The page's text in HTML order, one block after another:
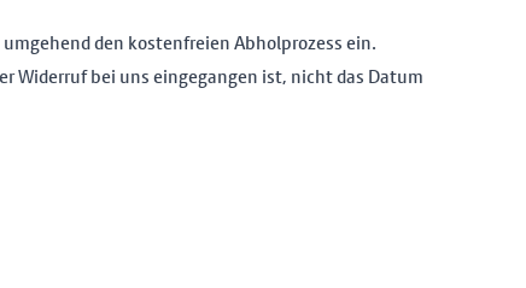
den kostenfreien Abholprozess ein.
Widerruf bei uns eingegangen ist, nicht das Datum